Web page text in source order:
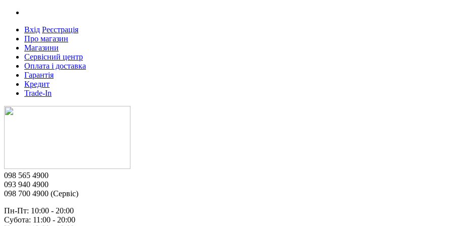
Вхід Реєстрація
Про магазин
Магазини
Сервісний центр
Оплата і доставка
Гарантія
Кредит
Trade-In
098 565 4900
093 940 4900
098 700 4900 (Сервіс)
Пн-Пт: 10:00 - 20:00
Субота: 11:00 - 20:00